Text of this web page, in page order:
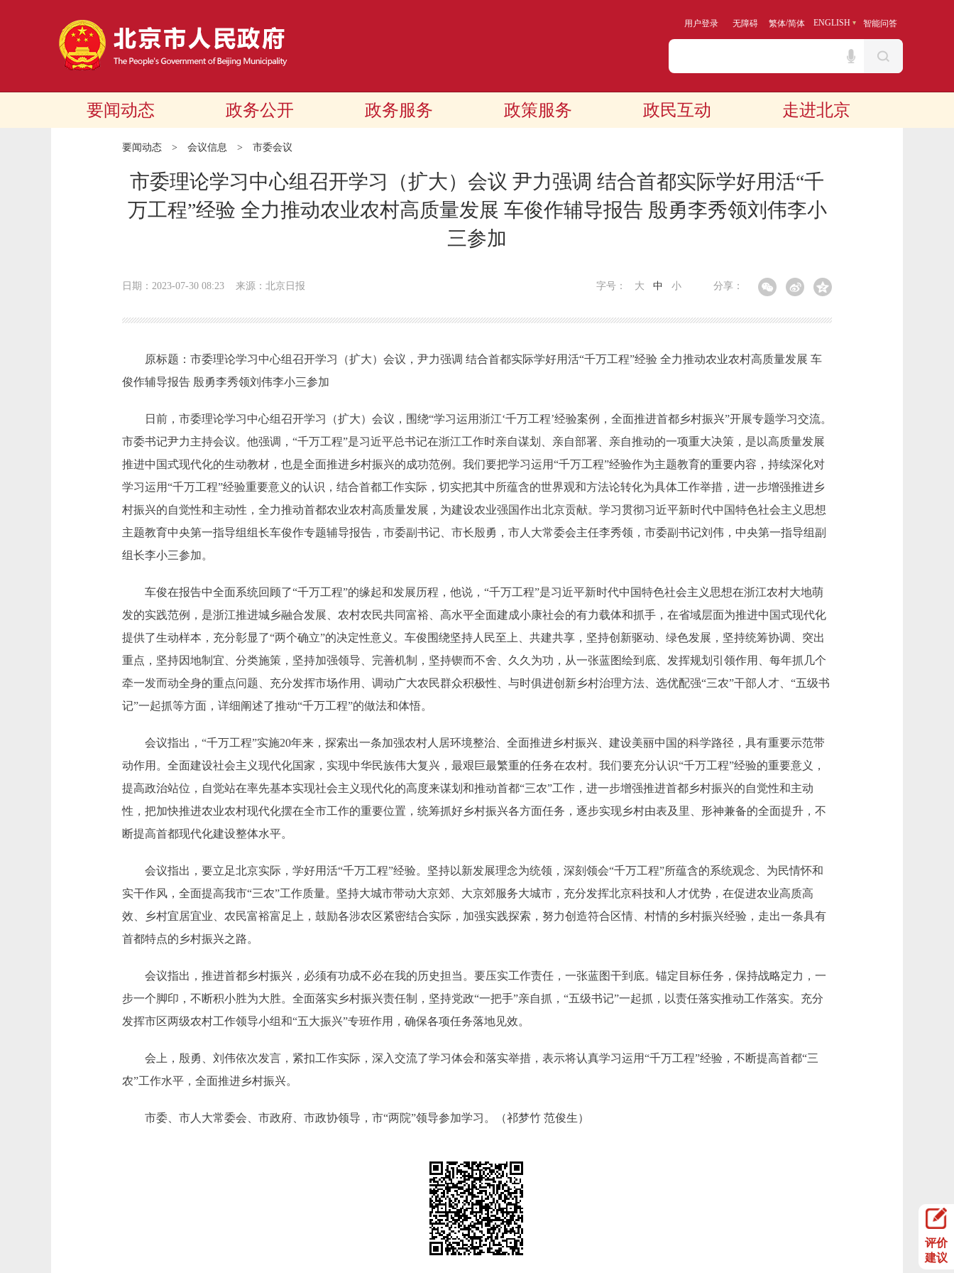
用户登录 无障碍 繁体/简体 ENGLISH 智能问答
要闻动态 政务公开 政务服务 政策服务 政民互动 走进北京
要闻动态 > 会议信息 > 市委会议
市委理论学习中心组召开学习（扩大）会议 尹力强调 结合首都实际学好用活“千
万工程”经验 全力推动农业农村高质量发展 车俊作辅导报告 殷勇李秀领刘伟李小
三参加
日期：2023-07-30 08:23 来源：北京日报 分享：
字号： 大 中 小
原标题：市委理论学习中心组召开学习（扩大）会议，尹力强调 结合首都实际学好用活“千万工程”经验 全力推动农业农村高质量发展 车
俊作辅导报告 殷勇李秀领刘伟李小三参加
日前，市委理论学习中心组召开学习（扩大）会议，围绕“学习运用浙江‘千万工程’经验案例，全面推进首都乡村振兴”开展专题学习交流。
市委书记尹力主持会议。他强调，“千万工程”是习近平总书记在浙江工作时亲自谋划、亲自部署、亲自推动的一项重大决策，是以高质量发展
推进中国式现代化的生动教材，也是全面推进乡村振兴的成功范例。我们要把学习运用“千万工程”经验作为主题教育的重要内容，持续深化对
学习运用“千万工程”经验重要意义的认识，结合首都工作实际，切实把其中所蕴含的世界观和方法论转化为具体工作举措，进一步增强推进乡
村振兴的自觉性和主动性，全力推动首都农业农村高质量发展，为建设农业强国作出北京贡献。学习贯彻习近平新时代中国特色社会主义思想
主题教育中央第一指导组组长车俊作专题辅导报告，市委副书记、市长殷勇，市人大常委会主任李秀领，市委副书记刘伟，中央第一指导组副
组长李小三参加。
车俊在报告中全面系统回顾了“千万工程”的缘起和发展历程，他说，“千万工程”是习近平新时代中国特色社会主义思想在浙江农村大地萌
发的实践范例，是浙江推进城乡融合发展、农村农民共同富裕、高水平全面建成小康社会的有力载体和抓手，在省域层面为推进中国式现代化
提供了生动样本，充分彰显了“两个确立”的决定性意义。车俊围绕坚持人民至上、共建共享，坚持创新驱动、绿色发展，坚持统筹协调、突出
重点，坚持因地制宜、分类施策，坚持加强领导、完善机制，坚持锲而不舍、久久为功，从一张蓝图绘到底、发挥规划引领作用、每年抓几个
牵一发而动全身的重点问题、充分发挥市场作用、调动广大农民群众积极性、与时俱进创新乡村治理方法、选优配强“三农”干部人才、“五级书
记”一起抓等方面，详细阐述了推动“千万工程”的做法和体悟。
会议指出，“千万工程”实施20年来，探索出一条加强农村人居环境整治、全面推进乡村振兴、建设美丽中国的科学路径，具有重要示范带
动作用。全面建设社会主义现代化国家，实现中华民族伟大复兴，最艰巨最繁重的任务在农村。我们要充分认识“千万工程”经验的重要意义，
提高政治站位，自觉站在率先基本实现社会主义现代化的高度来谋划和推动首都“三农”工作，进一步增强推进首都乡村振兴的自觉性和主动
性，把加快推进农业农村现代化摆在全市工作的重要位置，统筹抓好乡村振兴各方面任务，逐步实现乡村由表及里、形神兼备的全面提升，不
断提高首都现代化建设整体水平。
会议指出，要立足北京实际，学好用活“千万工程”经验。坚持以新发展理念为统领，深刻领会“千万工程”所蕴含的系统观念、为民情怀和
实干作风，全面提高我市“三农”工作质量。坚持大城市带动大京郊、大京郊服务大城市，充分发挥北京科技和人才优势，在促进农业高质高
效、乡村宜居宜业、农民富裕富足上，鼓励各涉农区紧密结合实际，加强实践探索，努力创造符合区情、村情的乡村振兴经验，走出一条具有
首都特点的乡村振兴之路。
会议指出，推进首都乡村振兴，必须有功成不必在我的历史担当。要压实工作责任，一张蓝图干到底。锚定目标任务，保持战略定力，一
步一个脚印，不断积小胜为大胜。全面落实乡村振兴责任制，坚持党政“一把手”亲自抓，“五级书记”一起抓，以责任落实推动工作落实。充分
发挥市区两级农村工作领导小组和“五大振兴”专班作用，确保各项任务落地见效。
会上，殷勇、刘伟依次发言，紧扣工作实际，深入交流了学习体会和落实举措，表示将认真学习运用“千万工程”经验，不断提高首都“三
农”工作水平，全面推进乡村振兴。
市委、市人大常委会、市政府、市政协领导，市“两院”领导参加学习。（祁梦竹 范俊生）
评价
建议